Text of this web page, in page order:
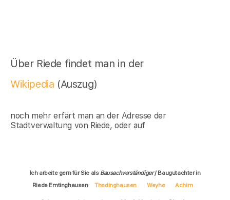
Über Riede findet man in der
Wikipedia (Auszug)
noch mehr erfärt man an der Adresse der
Stadtverwaltung von Riede, oder auf
Ich arbeite gern für Sie als Bausachverständiger/ Baugutachter in
Riede Emtinghausen
Thedinghausen Weyhe Achim